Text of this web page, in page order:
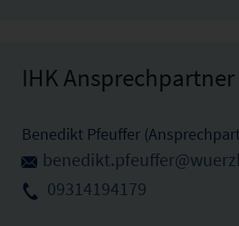
IHK Ansprechpartner
Benedikt Pfeuffer
09314194179